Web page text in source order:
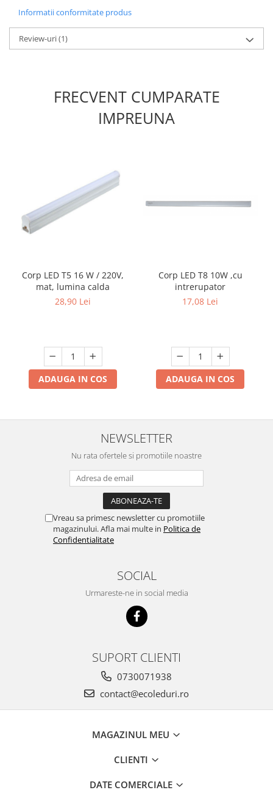
Informatii conformitate produs
Review-uri(1)
FRECVENT CUMPARATE
IMPREUNA
Corp LED T5 16 W / 220V,
mat, lumina calda
28,90 Lei
ADAUGA IN COS
Corp LED T8 10W ,cu
intrerupator
17,08 Lei
ADAUGA IN COS
NEWSLETTER
Nu rata ofertele si promotiile noastre
Vreau sa primesc newsletter cu promotiile
magazinului. Afla mai multe in Politica de
Confidentialitate
SOCIAL
Urmareste-ne in social media
SUPORT CLIENTI
0730071938
contact@ecoleduri.ro
MAGAZINUL MEU
CLIENTI
DATE COMERCIALE